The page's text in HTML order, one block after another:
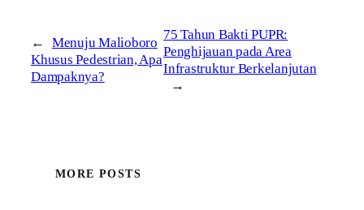
←
Menuju Malioboro
Khusus Pedestrian, Apa
Dampaknya?
75 Tahun Bakti PUPR:
Penghijauan pada Area
Infrastruktur Berkelanjutan
→
MORE POSTS